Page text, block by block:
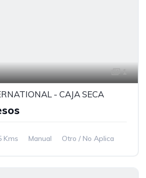
1
- CAJA SECA
Kms Manual
Otro / No Aplica
ABS
Aire Acondicionado